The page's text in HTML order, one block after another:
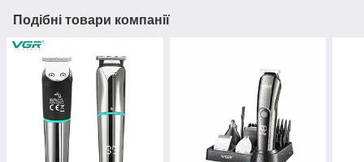
Подібні товари компанії